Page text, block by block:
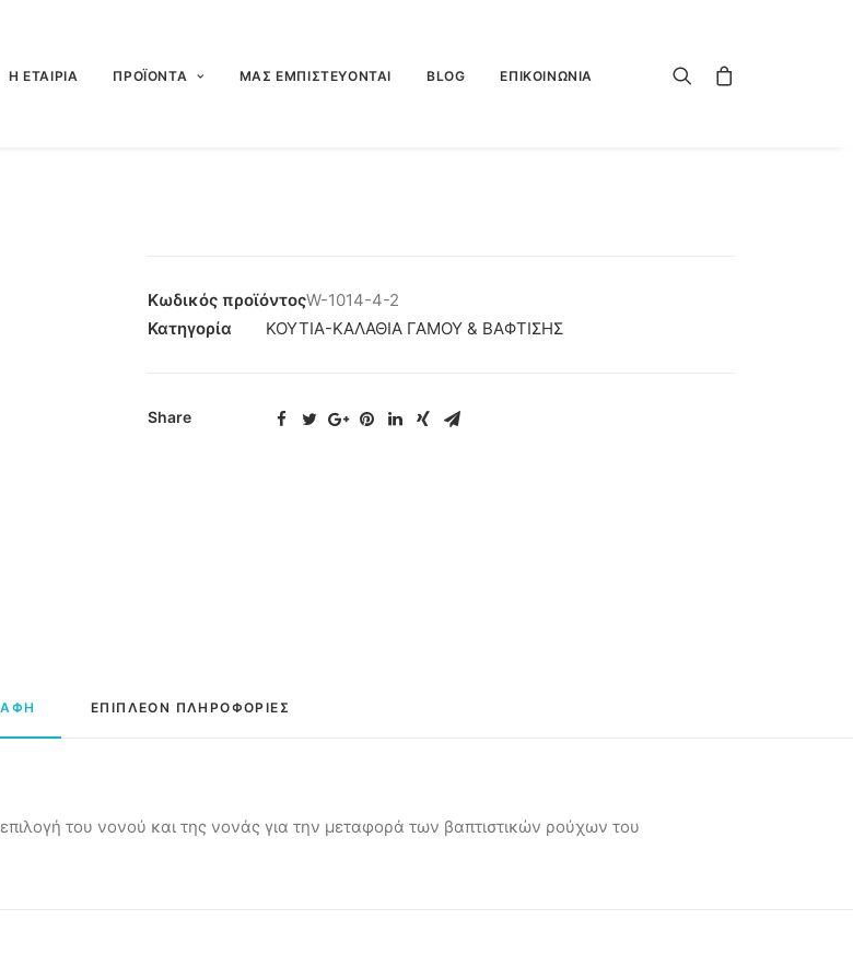
Η ΕΤΑΙΡΙΑ ΠΡΟΪΟΝΤΑ ΜΑΣ ΕΜΠΙΣΤΕΥΟΝΤΑΙ BLOG ΕΠΙΚΟΙΝΩΝΙΑ
Κωδικός προϊόντοςW-1014-4-2
Κατηγορία
ΚΟΥΤΙΑ-ΚΑΛΑΘΙΑ ΓΑΜΟΥ & ΒΑΦΤΙΣΗΣ
Share
ΕΠΙΠΛΕΟΝ ΠΛΗΡΟΦΟΡΙΕΣ
του νονού και της νονάς για την μεταφορά των βαπτιστικών ρούχων του